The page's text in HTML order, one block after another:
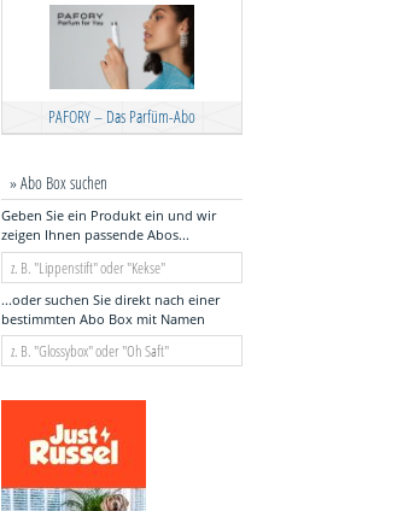
PAFORY – Das Parfüm-Abo
» Abo Box suchen
Geben Sie ein Produkt ein und wir
zeigen Ihnen passende Abos...
...oder suchen Sie direkt nach einer
bestimmten Abo Box mit Namen